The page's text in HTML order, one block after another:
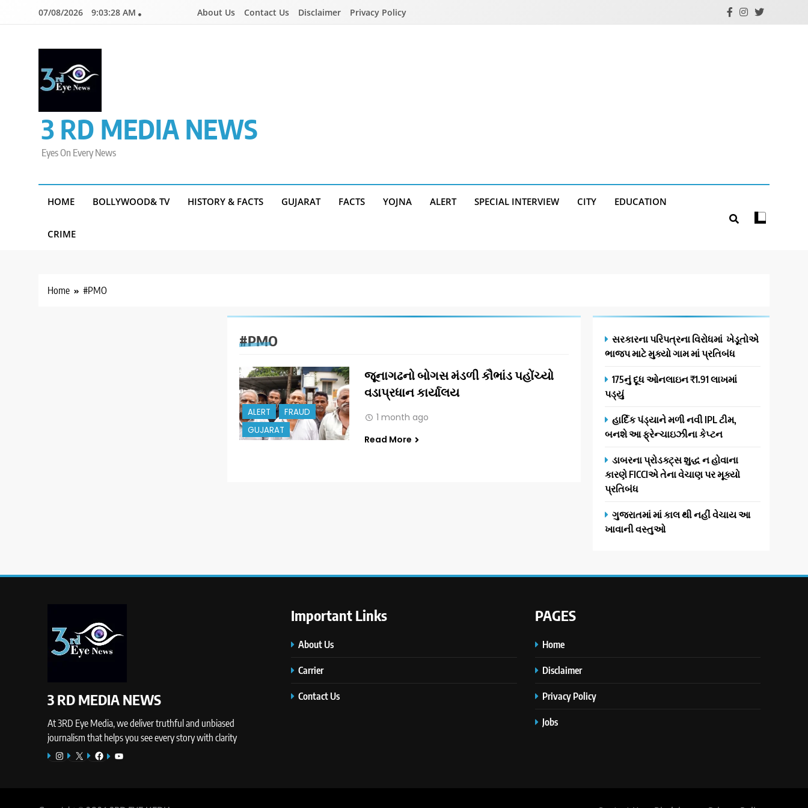
07/08/2026 9:03:28 AM About Us Contact Us Disclaimer Privacy Policy
3 RD MEDIA NEWS
Eyes On Every News
HOME BOLLYWOOD& TV HISTORY & FACTS GUJARAT FACTS YOJNA ALERT SPECIAL INTERVIEW CITY EDUCATION
CRIME
Home #PMO
#PMO
ALERT
FRAUD
GUJARAT
જૂનાગઢનો બોગસ મંડળી કૌભાંડ પહોંચ્યો
વડાપ્રધાન કાર્યાલય
1 month ago
Read More
સરકારના પરિપત્રના વિરોધમાં ખેડૂતોએ
ભાજપ માટે મુક્યો ગામ માં પ્રતિબંધ
175નું દૂધ ઓનલાઇન ₹1.91 લાખમાં
પડ્યું
હાર્દિક પંડ્યાને મળી નવી IPL ટીમ,
બનશે આ ફ્રેન્ચાઇઝીના કેપ્ટન
ડાબરના પ્રોડક્ટ્સ શુદ્ધ ન હોવાના
કારણે FICCIએ તેના વેચાણ પર મૂક્યો
પ્રતિબંધ
ગુજરાતમાં માં કાલ થી નહીં વેચાય આ
ખાવાની વસ્તુઓ
3 RD MEDIA NEWS
At 3RD Eye Media, we deliver truthful and unbiased
journalism that helps you see every story with clarity
Instagram
X Facebook
YouTube
Important Links
About Us
Carrier
Contact Us
PAGES
Home
Disclaimer
Privacy Policy
Jobs